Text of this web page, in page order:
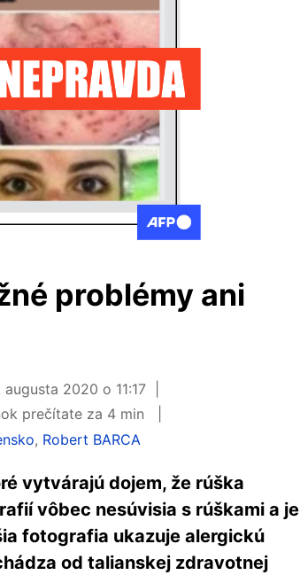
problémy ani
augusta 2020 o 11:17
prečítate za 4 min
, Robert BARCA
vytvárajú dojem, že rúška
vôbec nesúvisia s rúškami a je
fotografia ukazuje alergickú
od talianskej zdravotnej